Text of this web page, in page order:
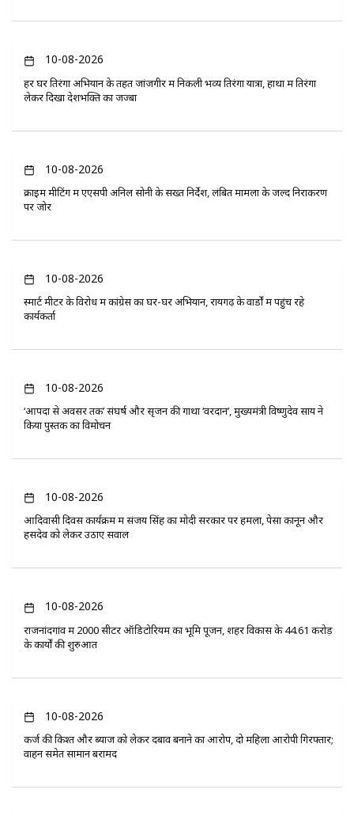
10-08-2026
हर घर तिरंगा अभियान के तहत जांजगीर में निकली भव्य तिरंगा यात्रा, हाथों में तिरंगा
लेकर दिखा देशभक्ति का जज्बा
10-08-2026
क्राइम मीटिंग में एएसपी अनिल सोनी के सख्त निर्देश, लंबित मामलों के जल्द निराकरण
पर जोर
10-08-2026
स्मार्ट मीटर के विरोध में कांग्रेस का घर-घर अभियान, रायगढ़ के वार्डों में पहुंच रहे
कार्यकर्ता
10-08-2026
‘आपदा से अवसर तक’ संघर्ष और सृजन की गाथा ‘वरदान’, मुख्यमंत्री विष्णुदेव साय ने
किया पुस्तक का विमोचन
10-08-2026
आदिवासी दिवस कार्यक्रम में संजय सिंह का मोदी सरकार पर हमला, पेसा कानून और
हसदेव को लेकर उठाए सवाल
10-08-2026
राजनांदगांव में 2000 सीटर ऑडिटोरियम का भूमि पूजन, शहर विकास के 44.61 करोड़
के कार्यों की शुरुआत
10-08-2026
कर्ज की किश्त और ब्याज को लेकर दबाव बनाने का आरोप, दो महिला आरोपी गिरफ्तार;
वाहन समेत सामान बरामद